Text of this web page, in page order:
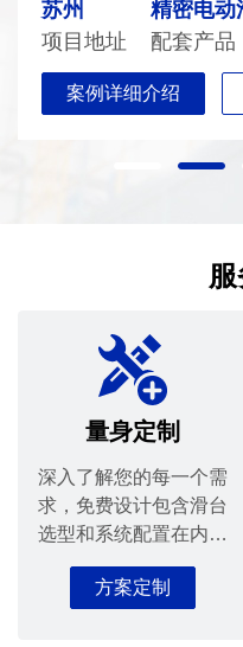
苏州
项目地址
精密电动
配套产品
案例详细介绍
量身定制
深入了解您的每一个需
求，免费设计包含滑台
选型和系统配置在内的
全套解决方案，提升您
的设计生产效益。
方案定制